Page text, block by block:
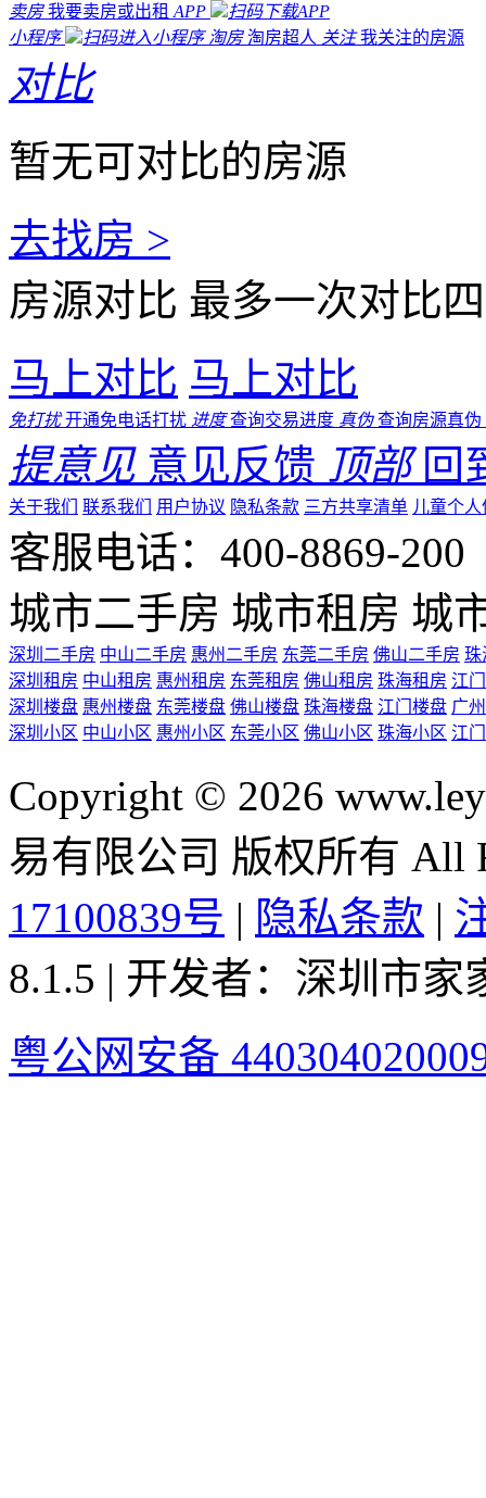
卖房 我要卖房或出租 APP
扫码下载APP
小程序
扫码进入小程序 淘房 淘房超人 关注 我关注的房源
对比
暂无可对比的房源
去找房 >
房源对比 最多一次对比
马上对比 马上对比
免打扰 开通免电话打扰 进度 查询交易进度 真伪 查询房源真伪
提意见 意见反馈 顶部 回
关于我们 联系我们 用户协议 隐私条款 三方共享清单 儿童个
客服电话：400-8869-200
城市二手房 城市租房 城
深圳二手房 中山二手房 惠州二手房 东莞二手房 佛山二手房 珠
深圳租房 中山租房 惠州租房 东莞租房 佛山租房 珠海租房 江
深圳楼盘 惠州楼盘 东莞楼盘 佛山楼盘 珠海楼盘 江门楼盘 广
深圳小区 中山小区 惠州小区 东莞小区 佛山小区 珠海小区 江
Copyright © 2026
易有限公司 版权所有 All
17100839号 | 隐私条款 |
8.1.5 | 开发者：深圳市
粤公网安备